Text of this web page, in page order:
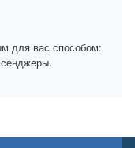
для вас способом: